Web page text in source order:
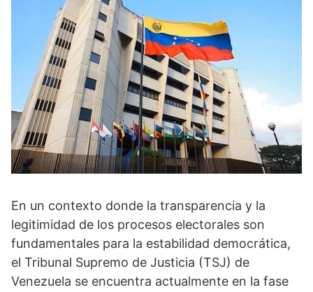
En un contexto donde la transparencia y la
legitimidad de los procesos electorales son
fundamentales para la estabilidad democrática,
el Tribunal Supremo de Justicia (TSJ) de
Venezuela se encuentra actualmente en la fase